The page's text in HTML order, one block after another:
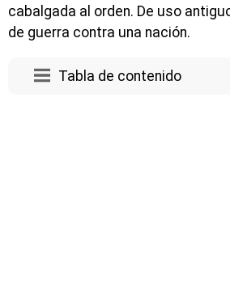
cabalgada al orden. De uso
de guerra contra una nación.
Tabla de contenido